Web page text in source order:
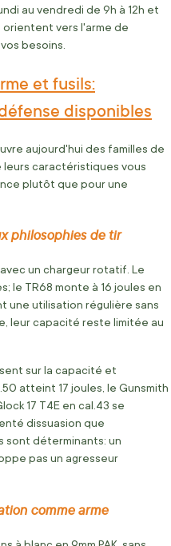
au vendredi de 9h à 12h et
orientent vers l'arme de
besoins.
et fusils:
disponibles
aujourd'hui des familles de
caractéristiques vous
plutôt que pour une
philosophies de tir
un chargeur rotatif. Le
le TR68 monte à 16 joules en
une utilisation régulière sans
leur capacité reste limitée au
sur la capacité et
atteint 17 joules, le Gunsmith
17 T4E en cal.43 se
dissuasion que
sont déterminants: un
pas un agresseur
comme arme